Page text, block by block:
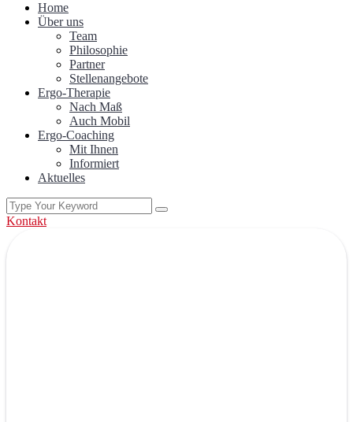
Home
Über uns
Team
Philosophie
Partner
Stellenangebote
Ergo-Therapie
Nach Maß
Auch Mobil
Ergo-Coaching
Mit Ihnen
Informiert
Aktuelles
Kontakt